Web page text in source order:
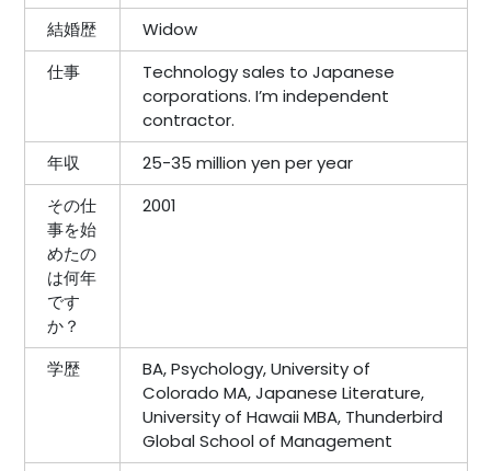
結婚歴
Widow
仕事
Technology sales to Japanese
corporations. I’m independent
contractor.
年収
25-35 million yen per year
その仕
事を始
めたの
は何年
です
か？
2001
学歴
BA, Psychology, University of
Colorado MA, Japanese Literature,
University of Hawaii MBA, Thunderbird
Global School of Management